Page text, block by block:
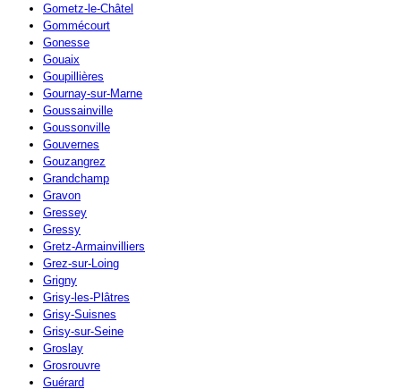
Gometz-le-Châtel
Gommécourt
Gonesse
Gouaix
Goupillières
Gournay-sur-Marne
Goussainville
Goussonville
Gouvernes
Gouzangrez
Grandchamp
Gravon
Gressey
Gressy
Gretz-Armainvilliers
Grez-sur-Loing
Grigny
Grisy-les-Plâtres
Grisy-Suisnes
Grisy-sur-Seine
Groslay
Grosrouvre
Guérard